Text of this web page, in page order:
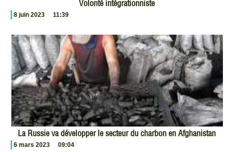
Volonté intégrationniste
8 juin 2023 11:39
La Russie va développer le secteur du charbon en Afghanistan
6 mars 2023 09:04